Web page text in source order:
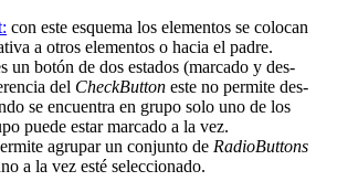
con este esquema los elementos se colocan
a otros elementos o hacia el padre.
un botón de dos estados (marcado y des-
del CheckButton este no permite des-
se encuentra en grupo solo uno de los
puede estar marcado a la vez.
agrupar un conjunto de RadioButtons
a la vez esté seleccionado.